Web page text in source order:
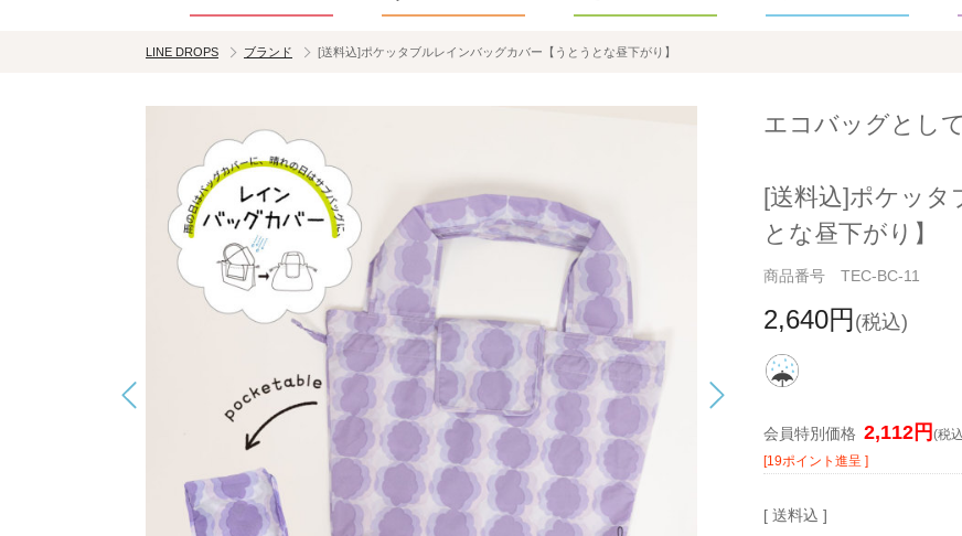
LINE DROPS ブランド [送料込]ポケッタブルレインバッグカバー【うとうとな昼下がり】
エコバッグとし
[送料込]ポケッタ
とな昼下がり】
商品番号 TEC-BC-11
2,640円 (税込)
会員特別価格 2,112円 (税
[19ポイント進呈 ]
[ 送料込 ]